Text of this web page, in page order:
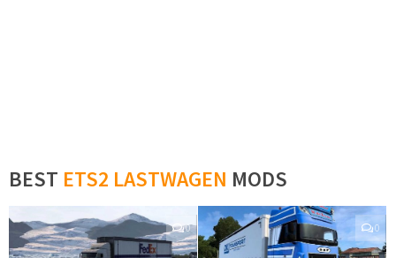
BEST ETS2 LASTWAGEN MODS
0 0